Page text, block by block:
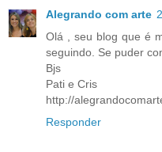
Alegrando com arte
Olá , seu blog que é
seguindo. Se puder
Bjs
Pati e Cris
http://
Responder